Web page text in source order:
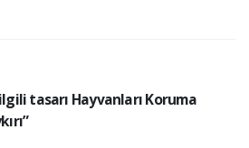
tasarı Hayvanları Koruma